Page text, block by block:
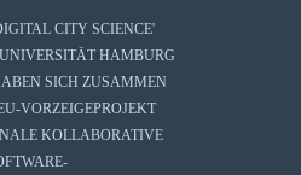
CITY SCIENCE'
HAMBURG
SICH ZUSAMMEN
VORZEIGEPROJEKT
KOLLABORATIVE